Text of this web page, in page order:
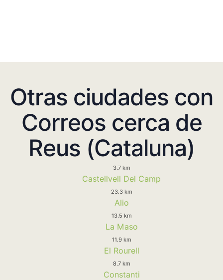
Otras ciudades con
Correos cerca de
Reus (Cataluna)
3.7 km
Castellvell Del Camp
23.3 km
Alio
13.5 km
La Maso
11.9 km
El Rourell
8.7 km
Constanti